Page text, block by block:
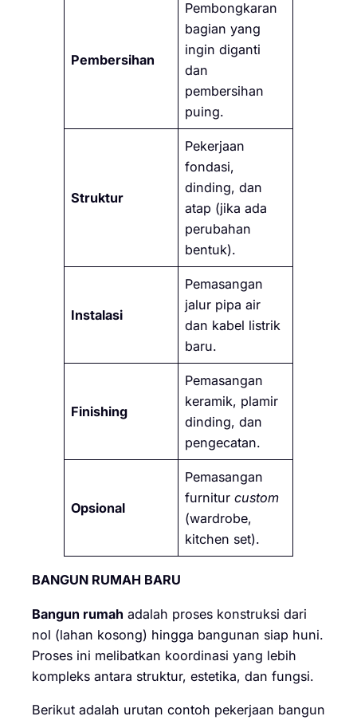
Pembersihan
Pembongkaran
bagian yang
ingin diganti
dan
pembersihan
puing.
Struktur
Pekerjaan
fondasi,
dinding, dan
atap (jika ada
perubahan
bentuk).
Instalasi
Pemasangan
jalur pipa air
dan kabel listrik
baru.
Finishing
Pemasangan
keramik, plamir
dinding, dan
pengecatan.
Opsional
Pemasangan
furniturcustom
(wardrobe,
kitchen set).
BANGUN RUMAH BARU
Bangun rumah adalah proses konstruksi dari
nol (lahan kosong) hingga bangunan siap huni.
Proses ini melibatkan koordinasi yang lebih
kompleks antara struktur, estetika, dan fungsi.
Berikut adalah urutan contoh pekerjaan bangun